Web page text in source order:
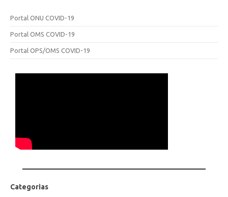
Portal ONU COVID-19
Portal OMS COVID-19
Portal OPS/OMS COVID-19
Categorias